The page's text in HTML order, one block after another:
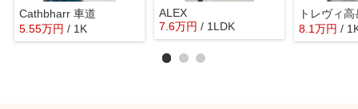
Cathbharr 車道
5.55万円 / 1K
ALEX
7.6万円 / 1LDK
トレヴィ高
8.1万円 /